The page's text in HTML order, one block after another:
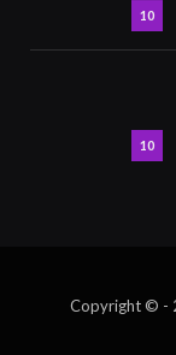
10
10
Copyright © -